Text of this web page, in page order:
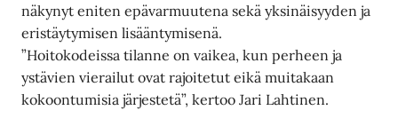
näkynyt eniten epävarmuutena sekä yksinäisyyden ja
eristäytymisen lisääntymisenä.
”Hoitokodeissa tilanne on vaikea, kun perheen ja
ystävien vierailut ovat rajoitetut eikä muitakaan
kokoontumisia järjestetä”, kertoo Jari Lahtinen.